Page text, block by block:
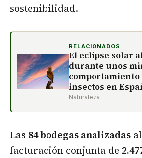
sostenibilidad.
RELACIONADOS
El eclipse solar
durante unos
comportamiento
insectos en
Naturaleza
Las 84 bodegas analizadas
facturación conjunta de